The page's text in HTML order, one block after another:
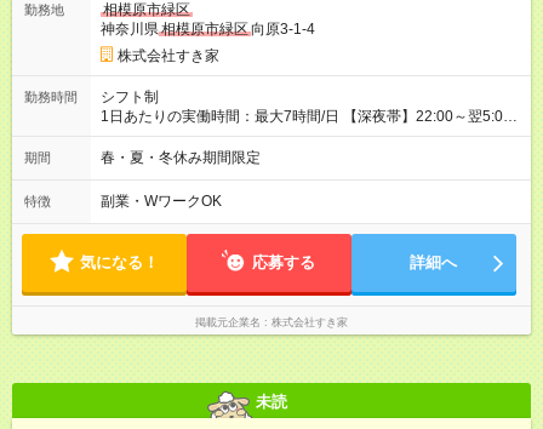
同時給）
勤務地
相模原市緑区
神奈川県相模原市緑区向原3-1-4
株式会社すき家
勤務時間
シフト制
1日あたりの実働時間：最大7時間/日 【深夜帯】22:00～翌5:00
週2日～・1日2h～OK◎ ※22:00から翌5:00までは18歳以上の方
のみ勤務可能です（18歳未満の深夜業務禁止のため） ★深夜で
す。 必ず、2名以上での勤務を行いますので、安心して働けま
す。
期間 春・夏・冬休み期間限定
特徴 副業・WワークOK
気になる！ 応募する 詳細へ
掲載元企業名 株式会社すき家
未読